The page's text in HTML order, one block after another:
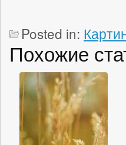
Posted in:
Похожие